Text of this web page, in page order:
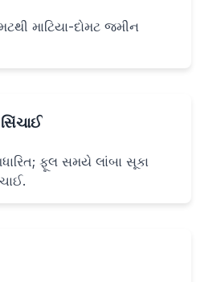
માટિયા-દોમટ જમીન
ફૂલ સમયે લાંબા સૂકા